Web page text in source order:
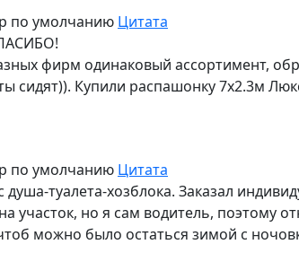
по умолчанию Цитата
фирм одинаковый ассортимент,
сидят)). Купили распашонку 7х2.3м
по умолчанию Цитата
туалета-хозблока. Заказал
участок, но я сам водитель, поэтому
можно было остаться зимой с